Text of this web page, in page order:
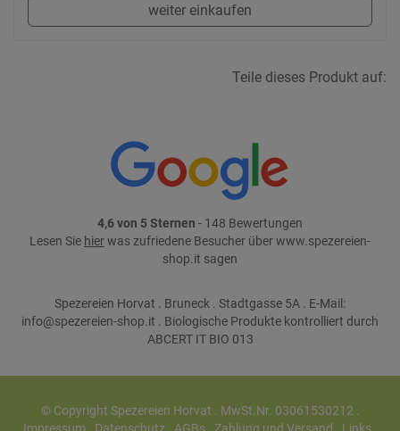
weiter einkaufen
Teile dieses Produkt auf:
4,6 von 5 Sternen - 148 Bewertungen
Lesen Sie hierwas zufriedene Besucher über www.spezereien-
shop.it sagen
Spezereien Horvat . Bruneck . Stadtgasse 5A . E-Mail:
info@spezereien-shop.it . Biologische Produkte kontrolliert durch
ABCERT IT BIO 013
© Copyright Spezereien Horvat . MwSt.Nr. 03061530212 .